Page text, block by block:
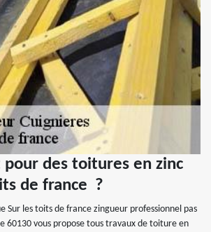
pour des toitures en zinc
de france ?
Sur les toits de france zingueur professionnel pas
60130 vous propose tous travaux de toiture en